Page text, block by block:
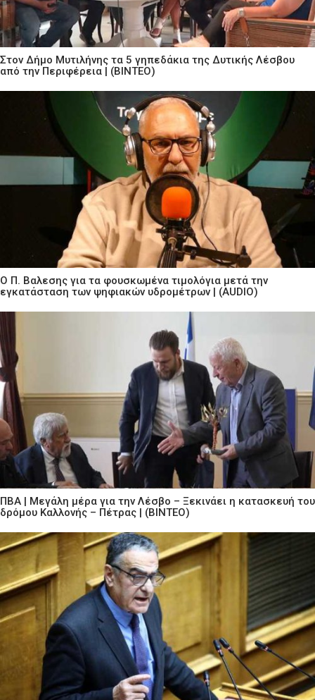
Στον Δήμο Μυτιλήνης τα 5 γηπεδάκια της Δυτικής Λέσβου
από την Περιφέρεια | (ΒΙΝΤΕΟ)
Ο Π. Βαλεσης για τα φουσκωμένα τιμολόγια μετά την
εγκατάσταση των ψηφιακών υδρομέτρων | (AUDIO)
ΠΒΑ | Μεγάλη μέρα για την Λέσβο – Ξεκινάει η κατασκευή του
δρόμου Καλλονής – Πέτρας | (ΒΙΝΤΕΟ)